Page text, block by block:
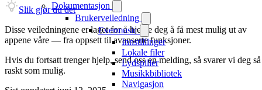
Dokumentasjon
Brukerveiledning
Evermusic
Innstillinger
Lokale filer
Lydspiller
Musikkbibliotek
Navigasjon
Slik gjør du det
Disse veiledningene er laget for å hjelpe deg å få mest mulig ut av
appene våre — fra oppsett til avanserte funksjoner.
Hvis du fortsatt trenger hjelp, send oss en melding, så svarer vi deg så
raskt som mulig.